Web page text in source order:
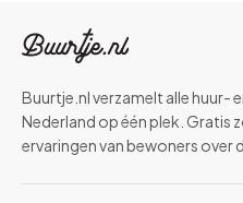
Buurtje.nl verzamelt alle huur-
Nederland op één plek. Gratis
ervaringen van bewoners over